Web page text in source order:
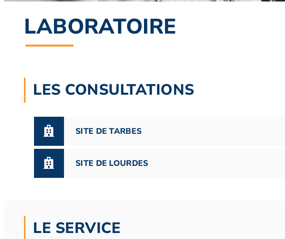
LABORATOIRE
LES CONSULTATIONS
SITE DE TARBES
SITE DE LOURDES
LE SERVICE